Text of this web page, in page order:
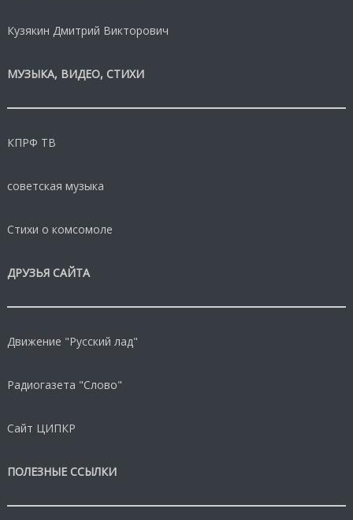
Кузякин Дмитрий Викторович
МУЗЫКА, ВИДЕО, СТИХИ
КПРФ ТВ
советская музыка
Стихи о комсомоле
ДРУЗЬЯ САЙТА
Движение "Русский лад"
Радиогазета "Слово"
Сайт ЦИПКР
ПОЛЕЗНЫЕ ССЫЛКИ